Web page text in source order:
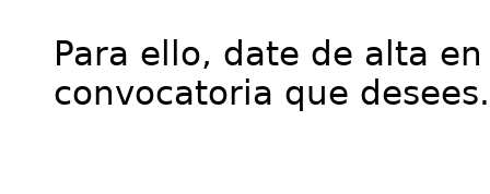
Para ello, date de alta
convocatoria que desees.